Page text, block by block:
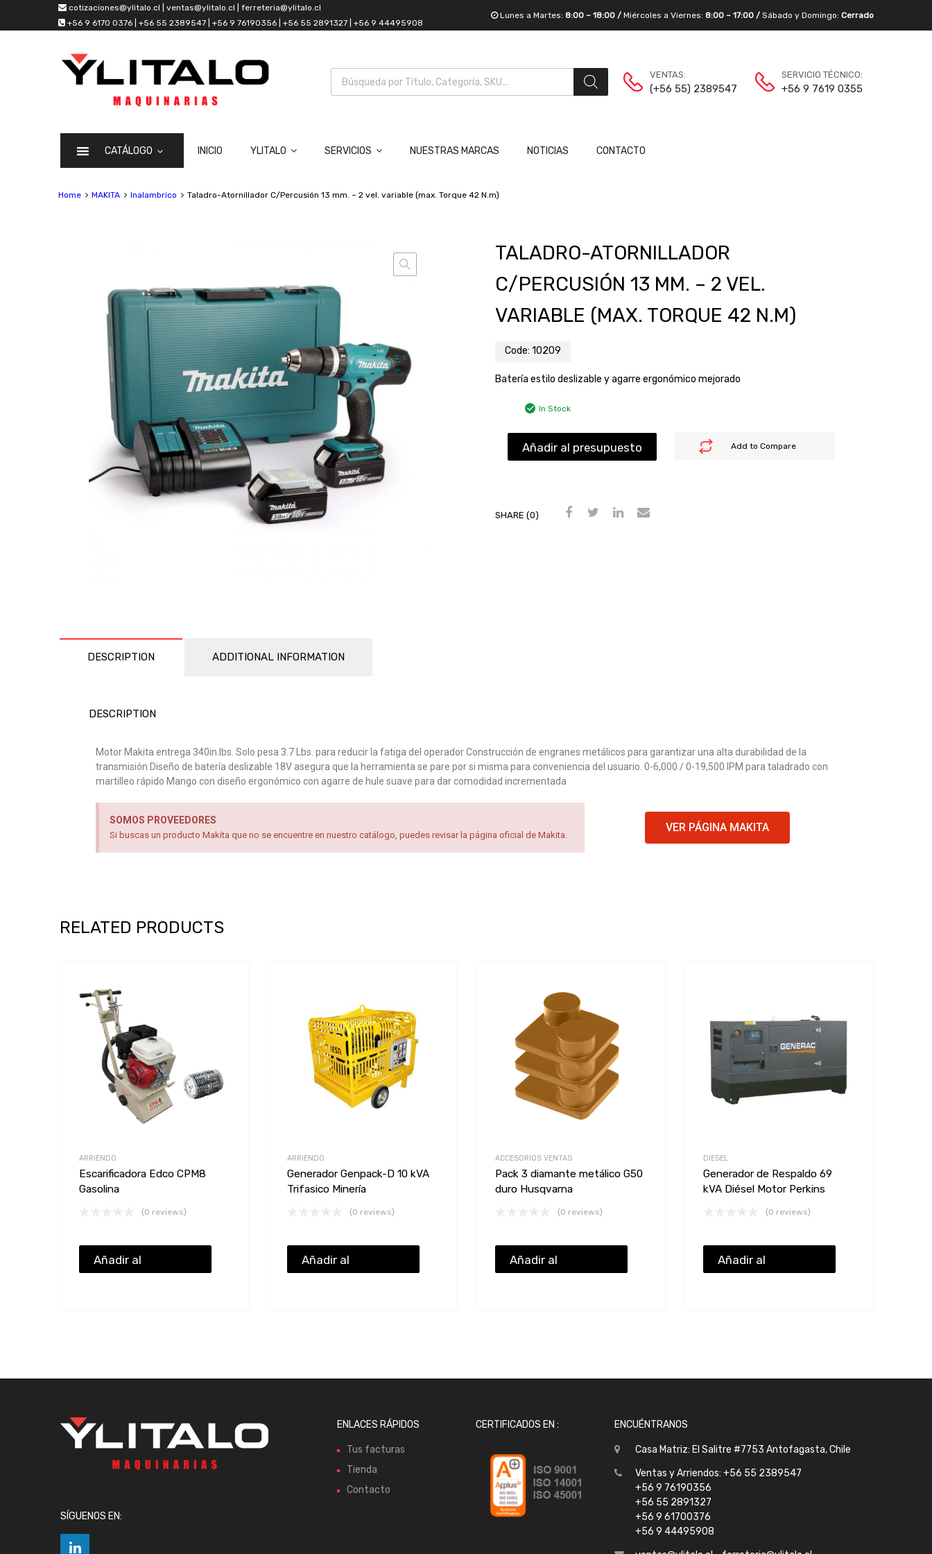
cotizaciones@ylitalo.cl | ventas@ylitalo.cl | ferreteria@ylitalo.cl
+56 9 6170 0376 | +56 55 2389547 | +56 9 76190356 | +56 55 2891327 | +56 9 44495908
Lunes a Martes: 8:00 – 18:00 / Miércoles a Viernes: 8:00 – 17:00 / Sábado y Domingo: Cerrado
VENTAS:
(+56 55) 2389547
SERVICIO TÉCNICO:
+56 9 7619 0355
CATÁLOGO INICIO YLITALO SERVICIOS NUESTRAS MARCAS NOTICIAS CONTACTO
Home MAKITA Inalambrico Taladro-Atornillador C/Percusión 13 mm. – 2 vel. variable (max. Torque 42 N.m)
TALADRO-ATORNILLADOR
C/PERCUSIÓN 13 MM. – 2 VEL.
VARIABLE (MAX. TORQUE 42 N.M)
Code: 10209
Batería estilo deslizable y agarre ergonómico mejorado
In Stock
Add to Compare
Añadir al presupuesto
SHARE (0)
DESCRIPTION ADDITIONAL INFORMATION
DESCRIPTION
Motor Makita entrega 340in.lbs. Solo pesa 3.7 Lbs. para reducir la fatiga del operador Construcción de engranes metálicos para garantizar una alta durabilidad de la
transmisión Diseño de batería deslizable 18V asegura que la herramienta se pare por si misma para conveniencia del usuario. 0-6,000 / 0-19,500 IPM para taladrado con
martilleo rápido Mango con diseño ergonómico con agarre de hule suave para dar comodidad incrementada
SOMOS PROVEEDORES
Si buscas un producto Makita que no se encuentre en nuestro catálogo, puedes revisar la página oficial de Makita.
VER PÁGINA MAKITA
RELATED PRODUCTS
ARRIENDO
Escarificadora Edco CPM8
Gasolina
(0 reviews)
Añadir al
ARRIENDO
Generador Genpack-D 10 kVA
Trifasico Minería
(0 reviews)
Añadir al
ACCESORIOS VENTAS
Pack 3 diamante metálico G50
duro Husqvarna
(0 reviews)
Añadir al
DIESEL
Generador de Respaldo 69
kVA Diésel Motor Perkins
(0 reviews)
Añadir al
SÍGUENOS EN:
ENLACES RÁPIDOS
Tus facturas
Tienda
Contacto
CERTIFICADOS EN : ENCUÉNTRANOS
Casa Matriz: El Salitre #7753 Antofagasta, Chile
Ventas y Arriendos: +56 55 2389547
+56 9 76190356
+56 55 2891327
+56 9 61700376
+56 9 44495908